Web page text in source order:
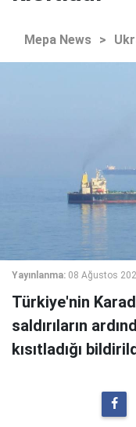
Mepa News >
Yayınlanma: 08 Ağustos
Türkiye'nin
saldırıların
kısıtladığı